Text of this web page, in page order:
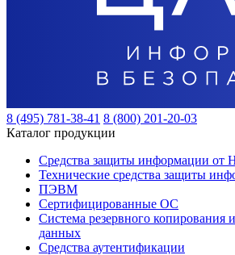
8 (495) 781-38-41 8 (800) 201-20-03
Каталог продукции
Средства защиты информации от
Технические средства защиты
ПЭВМ
Сертифицированные ОС
Система резервного копирования
данных
Средства аутентификации